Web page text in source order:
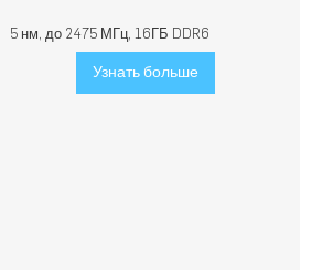
5 нм, до 2475 МГц, 16ГБ DDR6
Узнать больше